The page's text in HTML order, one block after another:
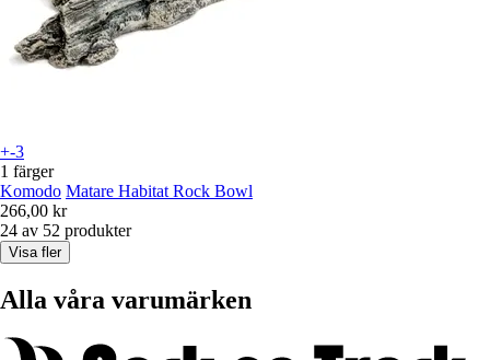
+-3
1 färger
Komodo Matare Habitat Rock Bowl
266,00 kr
24 av 52 produkter
Visa fler
Alla våra varumärken